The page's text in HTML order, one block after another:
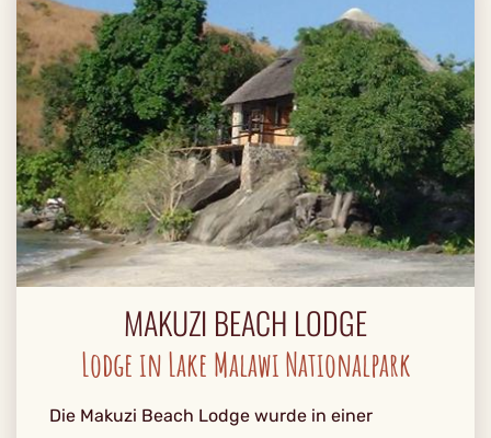
MAKUZI BEACH LODGE
Lodge in Lake Malawi Nationalpark
Die Makuzi Beach Lodge wurde in einer